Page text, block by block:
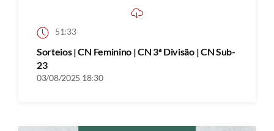
51:33
Sorteios | CN Feminino | CN 3ª Divisão | CN Sub-
23
03/08/2025 18:30